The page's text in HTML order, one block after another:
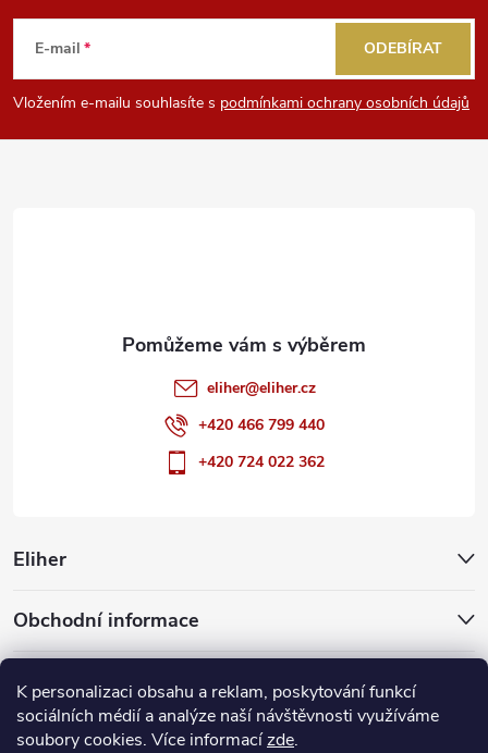
K personalizaci obsahu a reklam, poskytování funkcí
sociálních médií a analýze naší návštěvnosti využíváme
soubory cookies. Více informacízde.
ý
p
i
s
p
E-mail
Vložením e-mailu souhlasíte s podmínkami ochrany osobních údajů
ODEBÍRAT
Eliher
Obchodní informace
Partnerské weby
eliher@eliher.cz
+420 466 799 440
+420 724 022 362